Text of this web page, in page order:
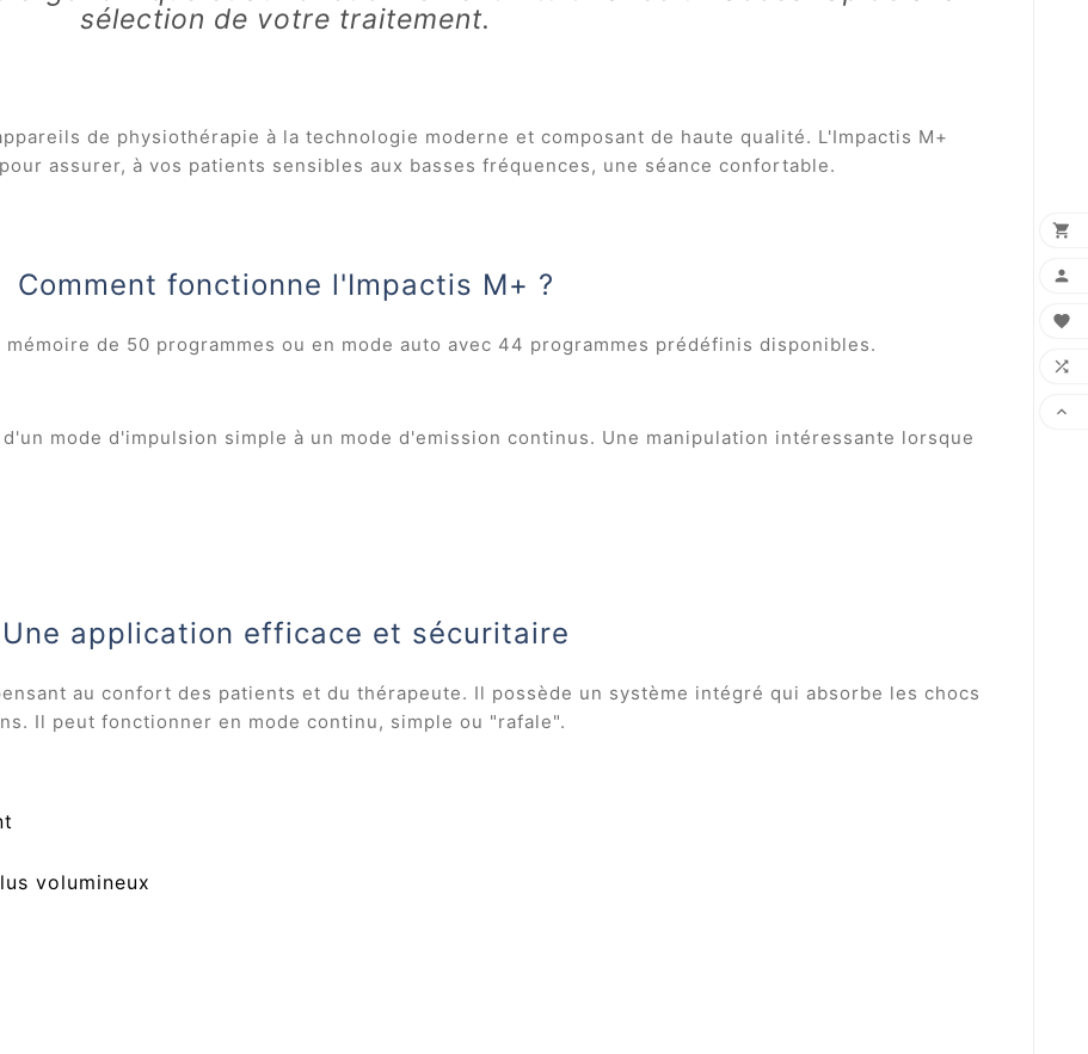
sélection de votre traitement.
de physiothérapie à la technologie moderne et composant de haute qualité. L'Impactis M+
assurer, à vos patients sensibles aux basses fréquences, une séance confortable.
Comment fonctionne l'Impactis M+ ?
de 50 programmes ou en mode auto avec 44 programmes prédéfinis disponibles.
mode d'impulsion simple à un mode d'emission continus. Une manipulation intéressante lorsque
Une application efficace et sécuritaire
au confort des patients et du thérapeute. Il possède un système intégré qui absorbe les chocs
Il peut fonctionner en mode continu, simple ou "rafale".
volumineux




